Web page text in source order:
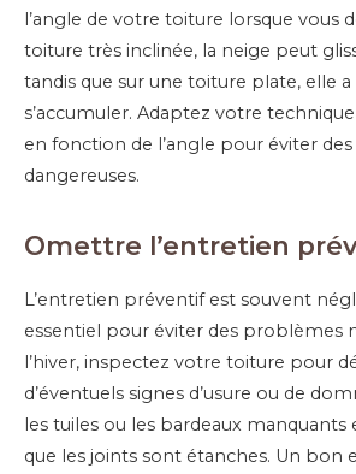
l’angle de votre toiture lorsque vous
toiture très inclinée, la neige peut
tandis que sur une toiture plate, elle a
s’accumuler. Adaptez votre
en fonction de l’angle pour éviter
dangereuses.
Omettre l’entretien
L’entretien préventif est souvent
essentiel pour éviter des problèmes
l’hiver, inspectez votre toiture pour
d’éventuels signes d’usure ou de
les tuiles ou les bardeaux manquants
que les joints sont étanches. Un bon